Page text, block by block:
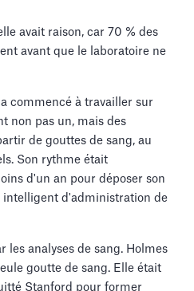
avait raison, car 70 % des
avant que le laboratoire ne
commencé à travailler sur
non pas un, mais des
de gouttes de sang, au
Son rythme était
d'un an pour déposer son
d'administration de
les analyses de sang. Holmes
goutte de sang. Elle était
Stanford pour former